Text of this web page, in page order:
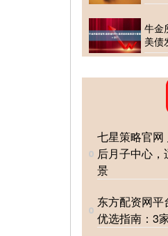
牛金
美债
七星策略官网
后月子中心
景
东方配资网
优选指南：3